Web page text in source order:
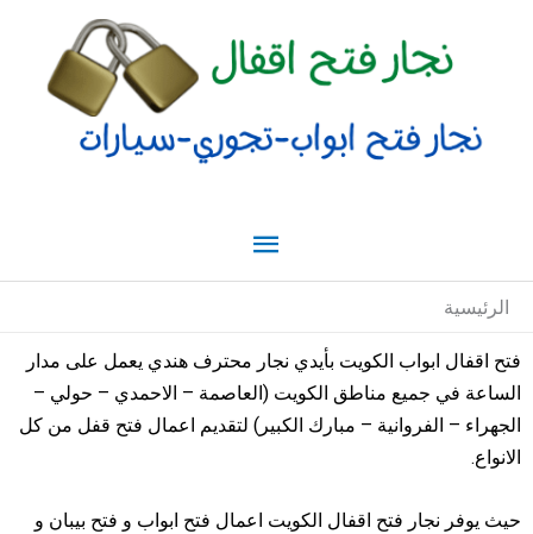
القائمة
الرئيسية
الرئيسية
فتح اقفال ابواب الكويت بأيدي نجار محترف هندي يعمل على مدار
الساعة في جميع مناطق الكويت (العاصمة – الاحمدي – حولي –
الجهراء – الفروانية – مبارك الكبير) لتقديم اعمال فتح قفل من كل
الانواع.
حيث يوفر نجار فتح اقفال الكويت اعمال فتح ابواب و فتح بيبان و